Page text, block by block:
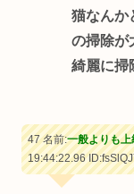
猫なんか
の掃除が
綺麗に掃
47 名前:一般よりも
19:44:22.96